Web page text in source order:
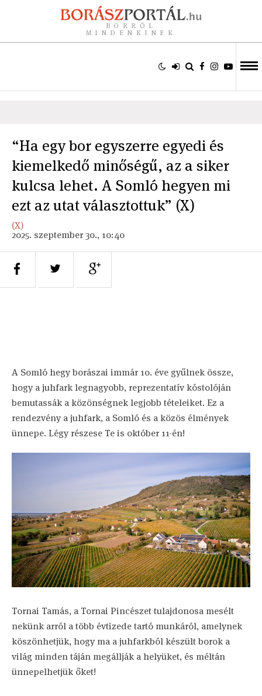
BORRÓL
MINDENKINEK
“Ha egy bor egyszerre egyedi és
kiemelkedő minőségű, az a siker
kulcsa lehet. A Somló hegyen mi
ezt az utat választottuk” (X)
(X)
2025. szeptember 30., 10:40
A Somló hegy borászai immár 10. éve gyűlnek össze,
hogy a juhfark legnagyobb, reprezentatív kóstolóján
bemutassák a közönségnek legjobb tételeiket. Ez a
rendezvény a juhfark, a Somló és a közös élmények
ünnepe. Légy részese Te is október 11-én!
Tornai Tamás, a Tornai Pincészet tulajdonosa mesélt
nekünk arról a több évtizede tartó munkáról, amelynek
köszönhetjük, hogy ma a juhfarkból készült borok a
világ minden táján megállják a helyüket, és méltán
ünnepelhetjük őket!